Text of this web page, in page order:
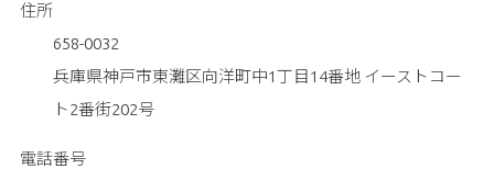
住所
658-0032
兵庫県神戸市東灘区向洋町中1丁目14番地 イーストコー
ト2番街202号
電話番号